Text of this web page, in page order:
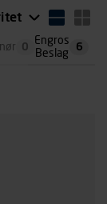
0
Engros
Beslag
6